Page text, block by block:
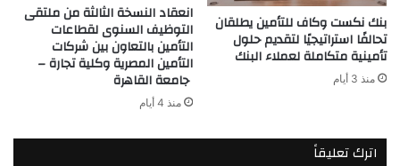
بنك نكست وكاف للتأمين يطلقان
تحالفًا استراتيجيًا لتقديم حلول
تأمينية متكاملة لعملاء البنك
منذ 3 أيام
انعقاد النسخة الثالثة من ملتقى
التوظيف السنوى لقطاعات
التأمين بالتعاون بين شركات
التأمين المصرية وكلية تجارة –
جامعة القاهرة
منذ 4 أيام
اترك تعليقاً